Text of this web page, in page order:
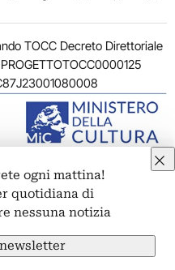
TOCC Decreto Direttoriale
Vittorio Emanuele II, 287 –
dei dati personali
II, 287 – 00186 Roma
PolicyCredits
ogni mattina!
quotidiana di
nessuna notizia